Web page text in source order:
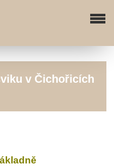
v Čichořicích